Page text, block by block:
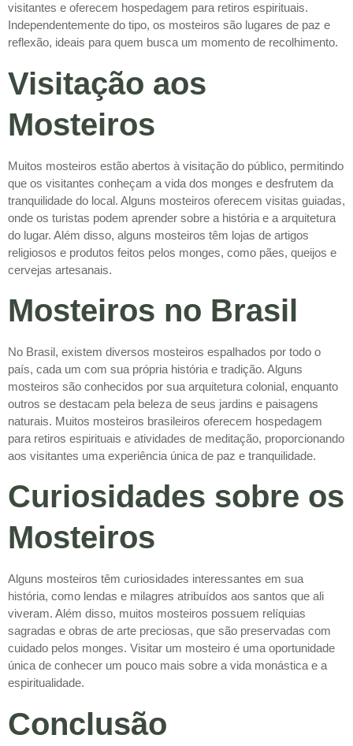
visitantes e oferecem hospedagem para retiros espirituais.
Independentemente do tipo, os mosteiros são lugares de paz e
reflexão, ideais para quem busca um momento de recolhimento.
Visitação aos
Mosteiros
Muitos mosteiros estão abertos à visitação do público, permitindo
que os visitantes conheçam a vida dos monges e desfrutem da
tranquilidade do local. Alguns mosteiros oferecem visitas guiadas,
onde os turistas podem aprender sobre a história e a arquitetura
do lugar. Além disso, alguns mosteiros têm lojas de artigos
religiosos e produtos feitos pelos monges, como pães, queijos e
cervejas artesanais.
Mosteiros no Brasil
No Brasil, existem diversos mosteiros espalhados por todo o
país, cada um com sua própria história e tradição. Alguns
mosteiros são conhecidos por sua arquitetura colonial, enquanto
outros se destacam pela beleza de seus jardins e paisagens
naturais. Muitos mosteiros brasileiros oferecem hospedagem
para retiros espirituais e atividades de meditação, proporcionando
aos visitantes uma experiência única de paz e tranquilidade.
Curiosidades sobre os
Mosteiros
Alguns mosteiros têm curiosidades interessantes em sua
história, como lendas e milagres atribuídos aos santos que ali
viveram. Além disso, muitos mosteiros possuem relíquias
sagradas e obras de arte preciosas, que são preservadas com
cuidado pelos monges. Visitar um mosteiro é uma oportunidade
única de conhecer um pouco mais sobre a vida monástica e a
espiritualidade.
Conclusão